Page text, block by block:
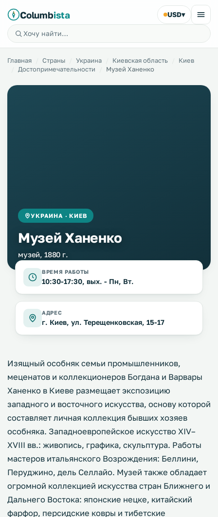
Columbista USD▾
Главная Страны Украина Киевская область
Киев
Достопримечательности
Музей Ханенко
УКРАИНА · КИЕВ
Музей Ханенко
музей, 1880 г.
ВРЕМЯ РАБОТЫ
10:30-17:30, вых. - Пн, Вт.
АДРЕС
г. Киев, ул. Терещенковская, 15-17
Изящный особняк семьи промышленников,
меценатов и коллекционеров Богдана и Варвары
Ханенко в Киеве размещает экспозицию
западного и восточного искусства, основу которой
составляет личная коллекция бывших хозяев
особняка. Западноевропейское искусство XIV–
XVIII вв.: живопись, графика, скульптура. Работы
мастеров итальянского Возрождения: Беллини,
Перуджино, дель Селлайо. Музей также обладает
огромной коллекцией искусства стран Ближнего и
Дальнего Востока: японские нецке, китайский
фарфор, персидские ковры и тибетские